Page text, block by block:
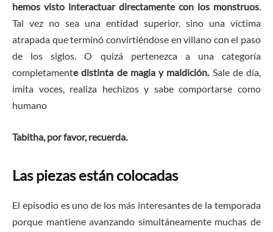
hemos visto interactuar directamente con los monstruos.
Tal vez no sea una entidad superior, sino una víctima
atrapada que terminó convirtiéndose en villano con el paso
de los siglos. O quizá pertenezca a una categoría
completamente distinta de magia y maldición.Sale de día,
imita voces, realiza hechizos y sabe comportarse como
humano
Tabitha, por favor, recuerda.
Las piezas están colocadas
El episodio es uno de los más interesantes de la temporada
porque mantiene avanzando simultáneamente muchas de